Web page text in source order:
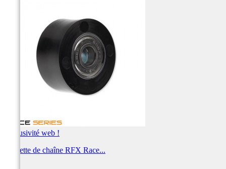
Exclusivité web !
Roulette de chaîne RFX Race...